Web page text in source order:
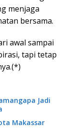
menjaga
bersama.
awal sampai
tapi tetap
Jadi
Makassar